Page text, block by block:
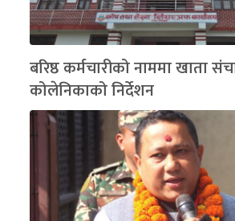
बरिष्ठ कर्मचारीको नाममा खाता
कोलेनिकाको निर्देशन